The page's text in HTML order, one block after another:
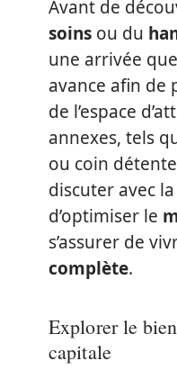
Avant de
soins ou du
une arrivée
avance afin
de l’espace
annexes, tels
ou coin
discuter avec
d’optimiser le
s’assurer de
complète.
Explorer le
capitale